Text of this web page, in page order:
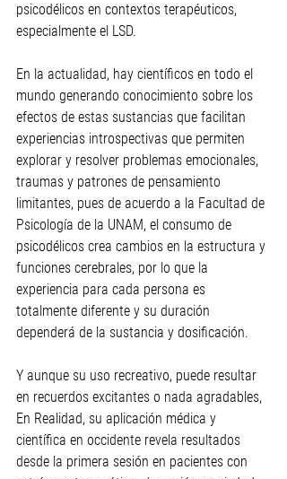
psicodélicos en contextos terapéuticos,
especialmente el LSD.
En la actualidad, hay científicos en todo el
mundo generando conocimiento sobre los
efectos de estas sustancias que facilitan
experiencias introspectivas que permiten
explorar y resolver problemas emocionales,
traumas y patrones de pensamiento
limitantes, pues de acuerdo a la Facultad de
Psicología de la UNAM, el consumo de
psicodélicos crea cambios en la estructura y
funciones cerebrales, por lo que la
experiencia para cada persona es
totalmente diferente y su duración
dependerá de la sustancia y dosificación.
Y aunque su uso recreativo, puede resultar
en recuerdos excitantes o nada agradables,
En Realidad, su aplicación médica y
científica en occidente revela resultados
desde la primera sesión en pacientes con